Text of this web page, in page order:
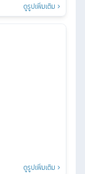
ดูรูปเพิ่มเติม
ดูรูปเพิ่มเติม